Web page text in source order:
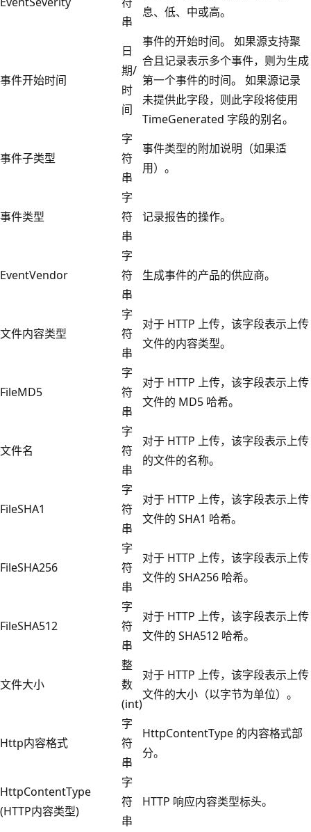
串
息、低、中或高。
事件开始时间
日
期/
时
间
事件的开始时间。 如果源支持聚
合且记录表示多个事件，则为生成
第一个事件的时间。 如果源记录
未提供此字段，则此字段将使用
TimeGenerated 字段的别名。
事件子类型
字
符
串
事件类型的附加说明（如果适
用）。
事件类型
字
符
串
记录报告的操作。
EventVendor
字
符
串
生成事件的产品的供应商。
文件内容类型
字
符
串
对于 HTTP 上传，该字段表示上传
文件的内容类型。
FileMD5
字
符
串
对于 HTTP 上传，该字段表示上传
文件的 MD5 哈希。
文件名
字
符
串
对于 HTTP 上传，该字段表示上传
的文件的名称。
FileSHA1
字
符
串
对于 HTTP 上传，该字段表示上传
文件的 SHA1 哈希。
FileSHA256
字
符
串
对于 HTTP 上传，该字段表示上传
文件的 SHA256 哈希。
FileSHA512
字
符
串
对于 HTTP 上传，该字段表示上传
文件的 SHA512 哈希。
文件大小
整
数
(int)
对于 HTTP 上传，该字段表示上传
文件的大小（以字节为单位）。
Http内容格式
字
符
串
HttpContentType 的内容格式部
分。
HttpContentType
(HTTP内容类型)
字
符
串
HTTP 响应内容类型标头。